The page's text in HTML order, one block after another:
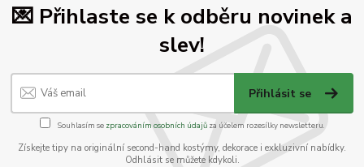
💌 Přihlaste se k odběru novinek a
slev!
Přihlásit se
Souhlasím se zpracováním osobních údajůza účelem rozesílky newsletteru.
Získejte tipy na originální second-hand kostýmy, dekorace i exkluzivní nabídky.
Odhlásit se můžete kdykoli.